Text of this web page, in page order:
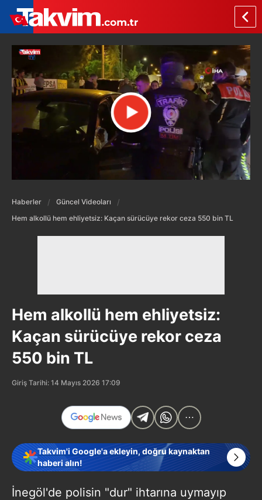
Haberler
Güncel Videoları
Hem alkollü hem ehliyetsiz: Kaçan sürücüye rekor ceza 550 bin TL
Hem alkollü hem ehliyetsiz:
Kaçan sürücüye rekor ceza
550 bin TL
Giriş Tarihi: 14 Mayıs 2026 17:09
Takvim'i Google'a ekleyin, doğru kaynaktan
haberi alın!
İnegöl'de polisin "dur" ihtarına uymayıp